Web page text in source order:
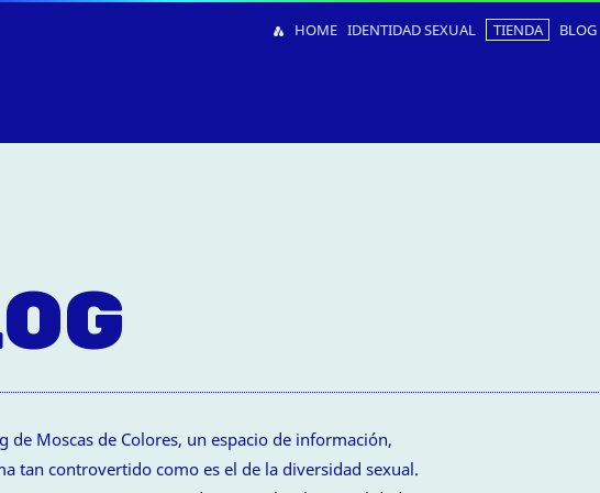
HOME IDENTIDAD SEXUAL TIENDA BLOG
de Moscas de Colores, un espacio de información,
tan controvertido como es el de la diversidad sexual.